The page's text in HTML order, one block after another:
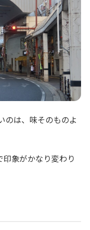
のは、味そのものよ
象がかなり変わり